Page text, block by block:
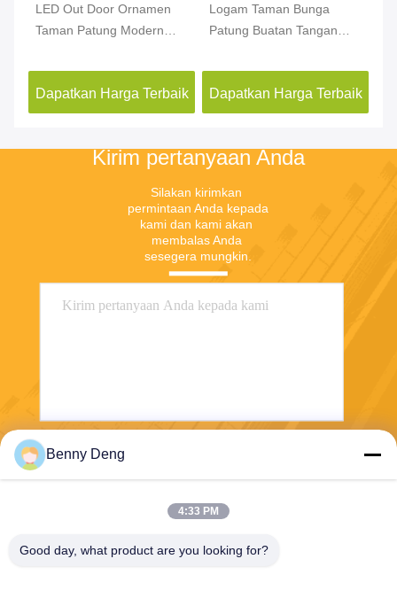
LED Out Door Ornamen
Taman Patung Modern
Dekorasi Taman
Dapatkan Harga Terbaik
Logam Taman Bunga
Patung Buatan Tangan
1,8 Meter
Dapatkan Harga Terbaik
Kirim pertanyaan Anda
Silakan kirimkan
permintaan Anda kepada
kami dan kami akan
membalas Anda
sesegera mungkin.
Benny Deng
4:33 PM
Good day, what product are you looking for?